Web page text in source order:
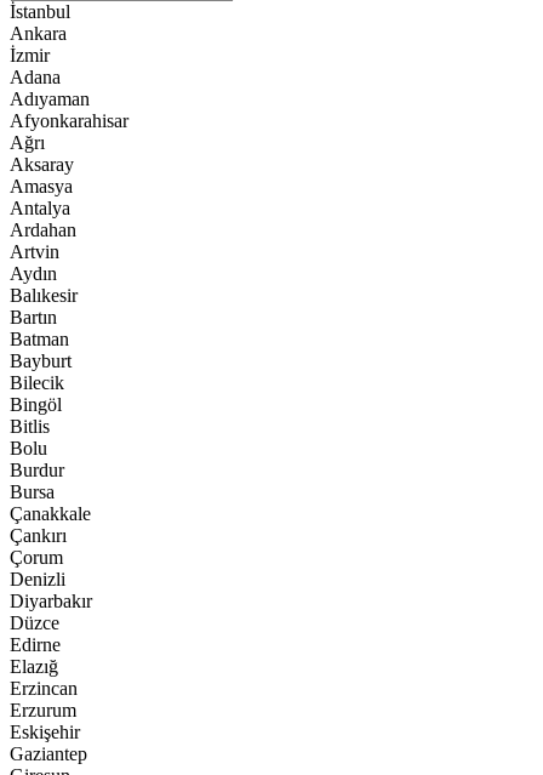
İstanbul
Ankara
İzmir
Adana
Adıyaman
Afyonkarahisar
Ağrı
Aksaray
Amasya
Antalya
Ardahan
Artvin
Aydın
Balıkesir
Bartın
Batman
Bayburt
Bilecik
Bingöl
Bitlis
Bolu
Burdur
Bursa
Çanakkale
Çankırı
Çorum
Denizli
Diyarbakır
Düzce
Edirne
Elazığ
Erzincan
Erzurum
Eskişehir
Gaziantep